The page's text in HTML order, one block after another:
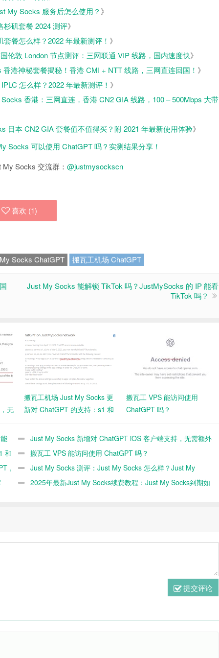
My Socks 服务后怎么使用？ 》
矶套餐 2024 测评》
餐怎么样？2022 年最新测评！ 》
伦敦 London 节点测评：三网联通 VIP 线路，国内速度快》
港神秘套餐揭秘！香港 CMI + NTT 线路，三网直连回国！ 》
怎么样？2022 年最新测评！ 》
香港：三网直连，香港 CN2 GIA 线路，100 – 500Mbps 大带
日本 CN2 GIA 套餐值不值得买？附 2021 年最新使用体验》
Socks 可以使用 ChatGPT 吗？实测结果分享！
Socks 交流群： @justmysockscn
喜欢 (1)
Socks ChatGPT 搬瓦工机场 ChatGPT
Just My Socks 能解锁 TikTok 吗？JustMySocks 的 IP 能看
TikTok 吗？
无
搬瓦工机场 Just My Socks 更
新对 ChatGPT 的支持：s1 和
ChatGPT
搬瓦工 VPS 能访问使用
ChatGPT 吗？
Just My Socks 新增对 ChatGPT iOS 客户端支持，无需额外
配置，直接使用即可
和
搬瓦工 VPS 能访问使用 ChatGPT 吗？
，
Just My Socks 测评：Just My Socks 怎么样？Just My
Socks 速度快不快？（2025 年更新）
2025年最新Just My Socks续费教程：Just My Socks到期如
提交评论